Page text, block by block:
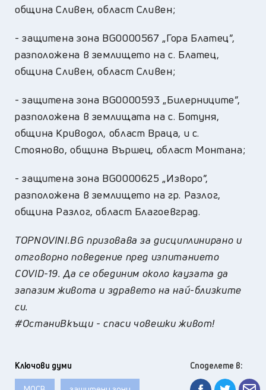
община Сливен, област Сливен;
- защитена зона BG0000567 „Гора Блатец”,
разположена в землището на с. Блатец,
община Сливен, област Сливен;
- защитена зона BG0000593 „Билерниците”,
разположена в землищата на с. Ботуня,
община Криводол, област Враца, и с.
Стояново, община Вършец, област Монтана;
- защитена зона BG0000625 „Изворо”,
разположена в землището на гр. Разлог,
община Разлог, област Благоевград.
TOPNOVINI.BG призовава за дисциплинирано и
отговорно поведение пред изпитанието
COVID-19. Да се обединим около каузата да
запазим живота и здравето на най-близките
си.
#ОстаниВкъщи - спаси човешки живот!
Ключови думи Споделете в: